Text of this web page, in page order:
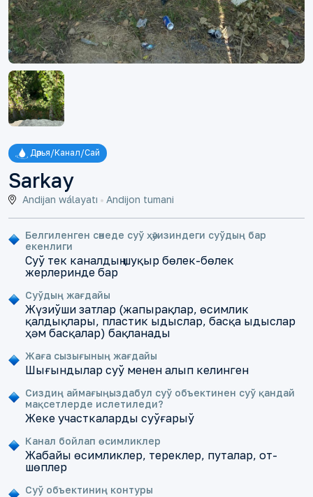
Дәрья/Канал/Сай
Sarkay
Andijan wálayatı Andijon tumani
Белгиленген сәнеде суў ҳәȳизиндеги суўдың бар
екенлиги
Суў тек каналдың шуқыр бөлек-бөлек
жерлеринде бар
Суўдың жағдайы
Жүзиўши затлар (жапырақлар, өсимлик
қалдықлары, пластик ыдыслар, басқа ыдыслар
ҳәм басқалар) бақланады
Жаға сызығының жағдайы
Шығындылар суў менен алып келинген
Сиздиң аймағыңыздабул суў объектинен суў қандай
мақсетлерде ислетиледи?
Жеке участкаларды суўғарыў
Канал бойлап өсимликлер
Жабайы өсимликлер, тереклер, путалар, от-
шөплер
Суў объектиниң контуры